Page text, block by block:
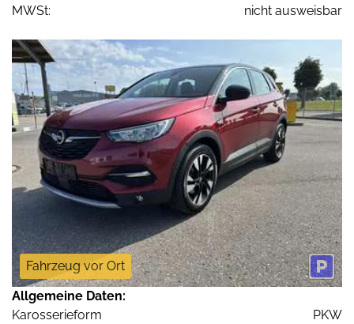
MWSt:
nicht ausweisbar
Fahrzeug vor Ort
Allgemeine Daten:
Karosserieform
PKW